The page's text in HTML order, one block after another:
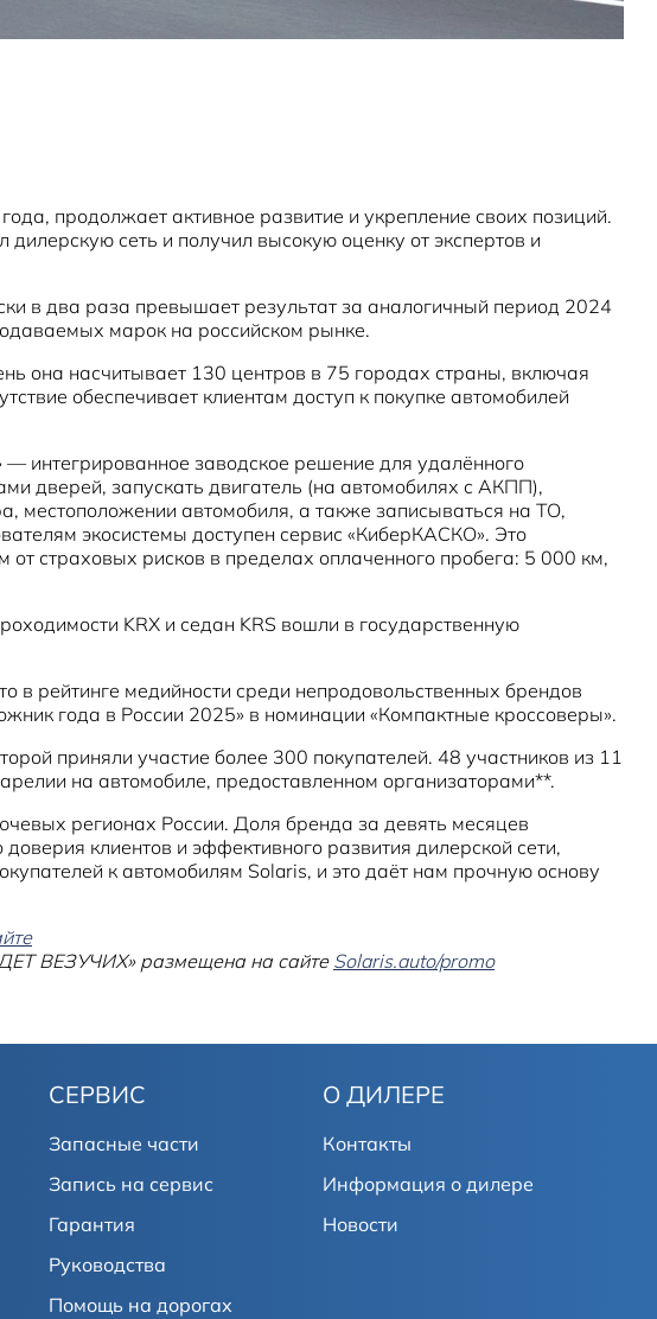
продолжает активное развитие и укрепление своих позиций.
сеть и получил высокую оценку от экспертов и
в два раза превышает результат за аналогичный период 2024
марок на российском рынке.
она насчитывает 130 центров в 75 городах страны, включая
обеспечивает клиентам доступ к покупке автомобилей
интегрированное заводское решение для удалённого
дверей, запускать двигатель (на автомобилях с АКПП),
местоположении автомобиля, а также записываться на ТО,
экосистемы доступен сервис «КиберКАСКО». Это
страховых рисков в пределах оплаченного пробега: 5 000 км,
KRX и седан KRS вошли в государственную
в рейтинге медийности среди непродовольственных брендов
года в России 2025» в номинации «Компактные кроссоверы».
приняли участие более 300 покупателей. 48 участников из 11
на автомобиле, предоставленном организаторами**.
регионах России. Доля бренда за девять месяцев
клиентов и эффективного развития дилерской сети,
к автомобилям Solaris, и это даёт нам прочную основу
ВЕЗУЧИХ» размещена на сайте Solaris.auto/promo
СЕРВИС
Запасные части
Запись на сервис
Гарантия
Руководства
Помощь на дорогах
О ДИЛЕРЕ
Контакты
Информация о дилере
Новости